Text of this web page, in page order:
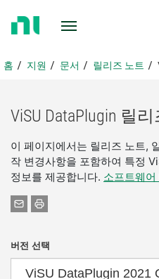
지
홈 지원 문서 릴리즈 노트
ViSU DataPlugin 릴
이 페이지에서는 릴리즈 노트,
작 변경사항을 포함하여 특정
정보를 제공합니다. 소프트웨
버전 선택